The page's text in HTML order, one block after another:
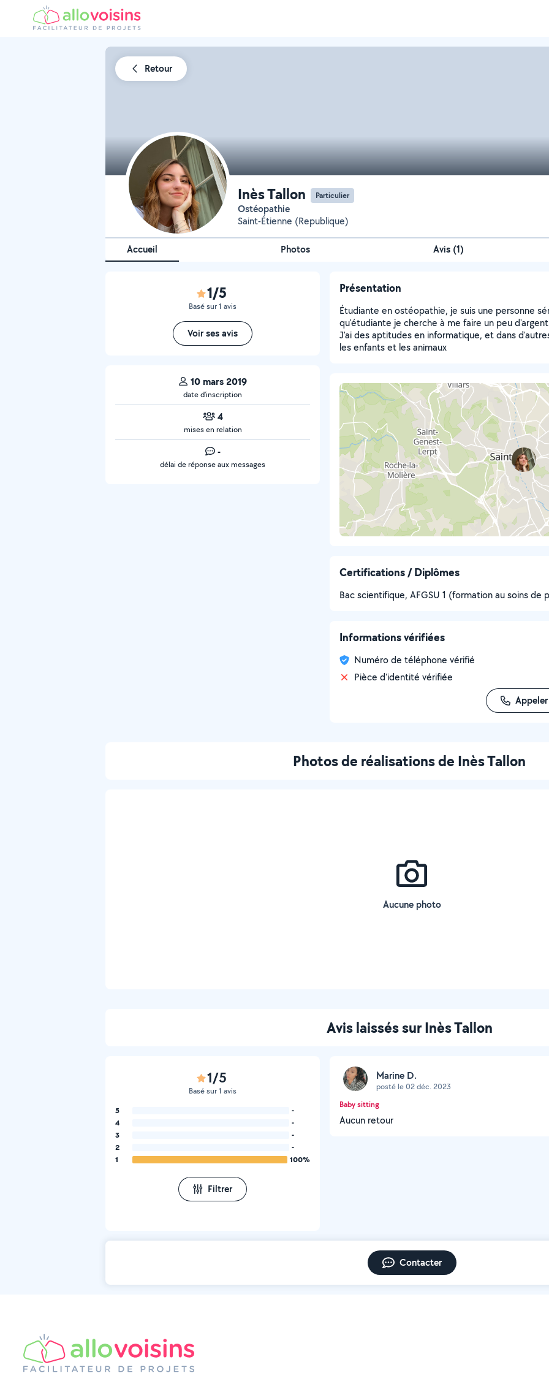
Retour
Inès Tallon Particulier
Ostéopathie
Saint-Étienne (Republique)
Accueil Photos Avis (1)
1/5
Basé sur 1 avis
Voir ses avis
10 mars 2019
date d’inscription
4
mises en relation
-
délai de réponse aux messages
Présentation
Étudiante en ostéopathie, je suis une personne
qu'étudiante je cherche à me faire un peu
J'ai des aptitudes en informatique, et dans
les enfants et les animaux
Certifications / Diplômes
Bac scientifique, AFGSU 1 (formation au soins de
Informations vérifiées
Numéro de téléphone vérifié
Pièce d'identité vérifiée
Appeler
Photos de réalisations de Inès Tallon
Aucune photo
Avis laissés sur Inès Tallon
1/5
Basé sur 1 avis
5
-
4
-
3
-
2
-
1
100%
Filtrer
Marine D.
posté le 02 déc. 2023
Baby sitting
Aucun retour
Contacter